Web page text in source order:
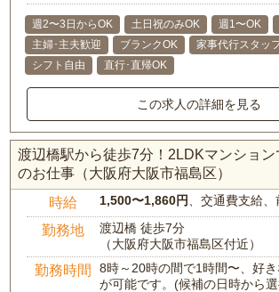
週2〜3日からOK 土日祝のみOK 週1〜OK
主婦･主夫歓迎
ブランクOK
家事代行スタッ
シフト自由
直行･直帰OK
この求人の詳細を見る
渡辺橋駅から徒歩7分！2LDKマンショ
のお仕事（大阪府大阪市福島区）
時給 1,500〜1,860円 、交通費支給
勤務地
渡辺橋 徒歩7分
（大阪府大阪市福島区付近）
勤務時間
8時～20時の間で1時間〜、好
が可能です。(候補の日時から